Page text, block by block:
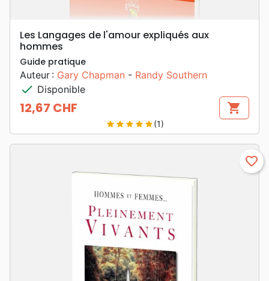
Les Langages de l'amour expliqués aux
hommes
Guide pratique
Auteur : Gary Chapman - Randy Southern
check Disponible
Prix
12,67 CHF shopping_cart
star star star star star(1)
favorite_border